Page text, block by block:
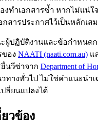
งทำเอกสารซ้ำ หากไม่แน่
กสารประกาศไว้เป็นหลักเส
ผู้ปฏิบัติงานและข้อกำหนดก
ของ NAATI (naati.com.au) แ
นวีซ่าจาก Department of
ทางทั่วไป ไม่ใช่คำแนะนำ
ลี่ยนแปลงได้
วข้อง